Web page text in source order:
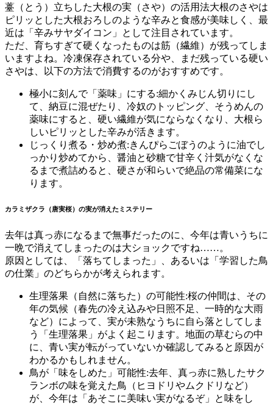
薹（とう）立ちした大根の実（さや）の活用法大根のさやは
ピリッとした大根おろしのような辛みと食感が美味しく、最
近は「辛みサヤダイコン」として注目されています。
ただ、育ちすぎて硬くなったものは筋（繊維）が残ってしま
いますよね。冷凍保存されている分や、まだ残っている硬い
さやは、以下の方法で消費するのがおすすめです。
極小に刻んで「薬味」にする:細かくみじん切りにし
て、納豆に混ぜたり、冷奴のトッピング、そうめんの
薬味にすると、硬い繊維が気にならなくなり、大根ら
しいピリッとした辛みが活きます。
じっくり煮る・炒め煮:きんぴらごぼうのように油でし
っかり炒めてから、醤油と砂糖で甘辛く汁気がなくな
るまで煮詰めると、硬さが和らいで絶品の常備菜にな
ります。
カラミザクラ（唐実桜）の実が消えたミステリー
去年は真っ赤になるまで無事だったのに、今年は青いうちに
一晩で消えてしまったのは大ショックですね……。
原因としては、「落ちてしまった」、あるいは「学習した鳥
の仕業」のどちらかが考えられます。
生理落果（自然に落ちた）の可能性:桜の仲間は、その
年の気候（春先の冷え込みや日照不足、一時的な大雨
など）によって、実が未熟なうちに自ら落としてしま
う「生理落果」がよく起こります。地面の草むらの中
に、青い実が転がっていないか確認してみると原因が
わかるかもしれません。
鳥が「味をしめた」可能性:去年、真っ赤に熟したサク
ランボの味を覚えた鳥（ヒヨドリやムクドリなど）
が、今年は「あそこに美味い実がなるぞ」と味をし